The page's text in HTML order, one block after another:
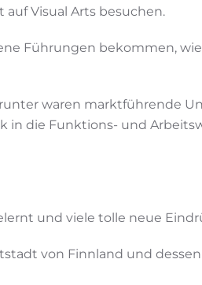
Visual Arts besuchen.
Führungen bekommen,
waren marktführende
in die Funktions- und
und viele tolle neue
von Finnland und dessen